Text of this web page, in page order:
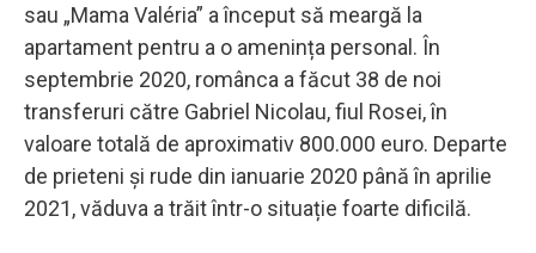
sau „Mama Valéria” a început să meargă la
apartament pentru a o amenința personal. În
septembrie 2020, românca a făcut 38 de noi
transferuri către Gabriel Nicolau, fiul Rosei, în
valoare totală de aproximativ 800.000 euro. Departe
de prieteni și rude din ianuarie 2020 până în aprilie
2021, văduva a trăit într-o situație foarte dificilă.